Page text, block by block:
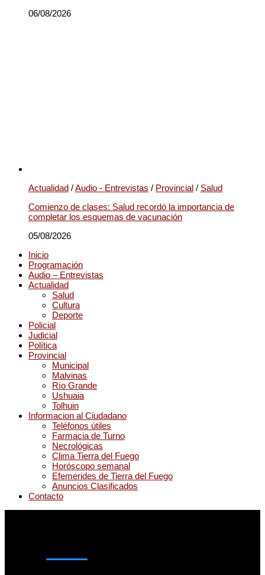
06/08/2026
Actualidad /Audio - Entrevistas / Provincial / Salud
Comienzo de clases: Salud recordó la importancia de
completar los esquemas de vacunación
05/08/2026
Inicio
Programación
Audio – Entrevistas
Actualidad
Salud
Cultura
Deporte
Policial
Judicial
Política
Provincial
Municipal
Malvinas
Río Grande
Ushuaia
Tolhuin
Informacion al Ciudadano
Teléfonos útiles
Farmacia de Turno
Necrológicas
Clima Tierra del Fuego
Horóscopo semanal
Efemerides de Tierra del Fuego
Anuncios Clasificados
Contacto